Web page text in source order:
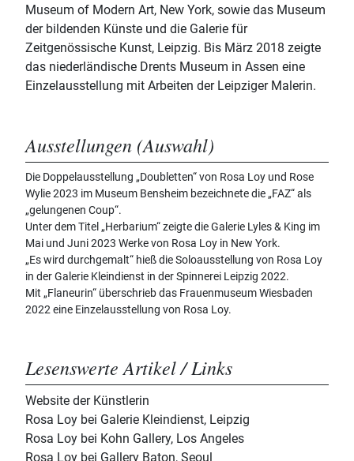
Museum of Modern Art, New York, sowie das Museum
der bildenden Künste und die Galerie für
Zeitgenössische Kunst, Leipzig. Bis März 2018 zeigte
das niederländische Drents Museum in Assen eine
Einzelausstellung mit Arbeiten der Leipziger Malerin.
Ausstellungen (Auswahl)
Die Doppelausstellung „Doubletten“ von Rosa Loy und Rose
Wylie 2023 im Museum Bensheim bezeichnete die „FAZ“ als
„gelungenen Coup“.
Unter dem Titel „Herbarium“ zeigte die Galerie Lyles & King im
Mai und Juni 2023 Werke von Rosa Loy in New York.
„Es wird durchgemalt“ hieß die Soloausstellung von Rosa Loy
in der Galerie Kleindienst in der Spinnerei Leipzig 2022.
Mit „Flaneurin“ überschrieb das Frauenmuseum Wiesbaden
2022 eine Einzelausstellung von Rosa Loy.
Lesenswerte Artikel / Links
Website der Künstlerin
Rosa Loy bei Galerie Kleindienst, Leipzig
Rosa Loy bei Kohn Gallery, Los Angeles
Rosa Loy bei Gallery Baton, Seoul